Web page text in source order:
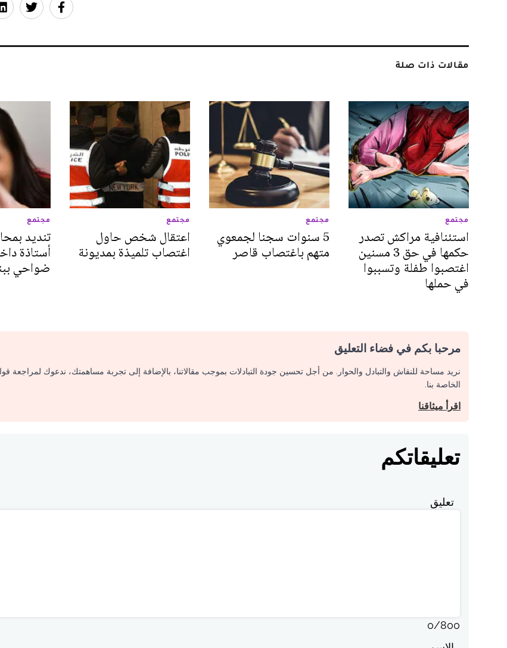
مقالات ذات صلة
مجتمع
استئنافية مراكش تصدر
حكمها في حق 3 مسنين
اغتصبوا طفلة وتسببوا
في حملها
مجتمع
5 سنوات سجنا لجمعوي
متهم باغتصاب قاصر
مجتمع
اعتقال شخص حاول
اغتصاب تلميذة بمديونة
مجتمع
تنديد
أستاذة
ضواحي
مرحبا بكم في فضاء التعليق
نريد مساحة للنقاش والتبادل والحوار. من أجل تحسين جودة التبادلات بموجب مقالاتنا، بالإضافة إلى تجربة مساهمتك، ندعوك لمراجعة
الخاصة بنا.
اقرأ ميثاقنا
تعليقاتكم
تعليق
0/800